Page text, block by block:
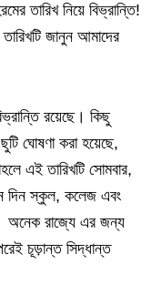
তারিখ নিয়ে বিভ্রান্তি!
জানুন আমাদের
রয়েছে। কিছু
ঘোষণা করা হয়েছে,
এই তারিখটি সোমবার,
দিন স্কুল, কলেজ এবং
অনেক রাজ্যে এর জন্য
চূড়ান্ত সিদ্ধান্ত